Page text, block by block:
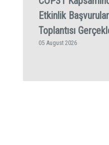
Etkinlik
Toplantısı
05 August 2026